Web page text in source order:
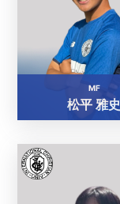
MF
松平 雅史